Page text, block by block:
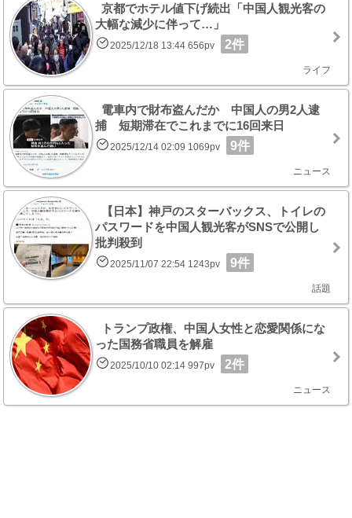
京都でホテル値下げ続出「中国人観光客の
大幅な減少に伴って…」
2025/12/18 13:44 656pv 2件
ライフ
電車内で財布盗んだか 中国人の男2人逮
捕 短期滞在でこれまでに16回来日
2025/12/14 02:09 1069pv 9件
ニュース
【日本】神戸のスターバックス、トイレの
パスワードを中国人観光客がSNSで公開し
批判殺到
2025/11/07 22:54 1243pv 9件
話題
トランプ政権、中国人女性と恋愛関係にな
った国務省職員を解雇
2025/10/10 02:14 997pv 2件
ニュース